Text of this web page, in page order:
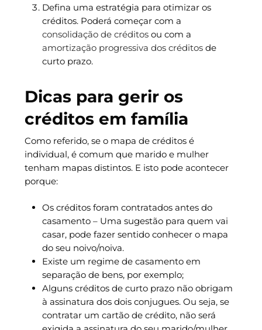
Defina uma estratégia para otimizar os
créditos. Poderá começar com a
consolidação de créditosou com a
amortização progressiva dos créditosde
curto prazo.
Dicas para gerir os
créditos em família
Como referido, se o mapa de créditos é
individual, é comum que marido e mulher
tenham mapas distintos. E isto pode acontecer
porque:
Os créditos foram contratados antes do
casamento – Uma sugestão para quem vai
casar, pode fazer sentido conhecer o mapa
do seu noivo/noiva.
Existe um regime de casamento em
separação de bens, por exemplo;
Alguns créditos de curto prazo não obrigam
à assinatura dos dois conjugues. Ou seja, se
contratar um cartão de crédito, não será